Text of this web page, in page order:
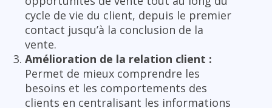
cycle de vie du client, depuis le premier
contact jusqu’à la conclusion de la
vente.
Amélioration de la relation client :
Permet de mieux comprendre les
besoins et les comportements des
clients en centralisant les informations